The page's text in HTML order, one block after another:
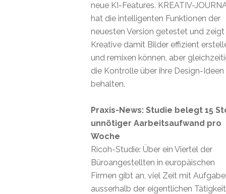
neue KI-Features. KREATIV-
hat die intelligenten Funktionen der
neuesten Version getestet und
Kreative damit Bilder effizient
und remixen können, aber
die Kontrolle über ihre Design-Ideen
behalten.
Praxis-News: Studie belegt 15
unnötiger Aarbeitsaufwand pro
Woche
Ricoh-Studie: Über ein Viertel der
Büroangestellten in europäischen
Firmen gibt an, viel Zeit mit
ausserhalb der eigentlichen